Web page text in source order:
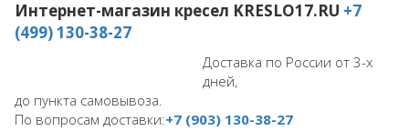
Интернет-магазин кресел KRESLO17.RU +7
(499) 130-38-27
Доставка по России от 3-х
дней,
до пункта самовывоза.
По вопросам доставки:+7 (903) 130-38-27